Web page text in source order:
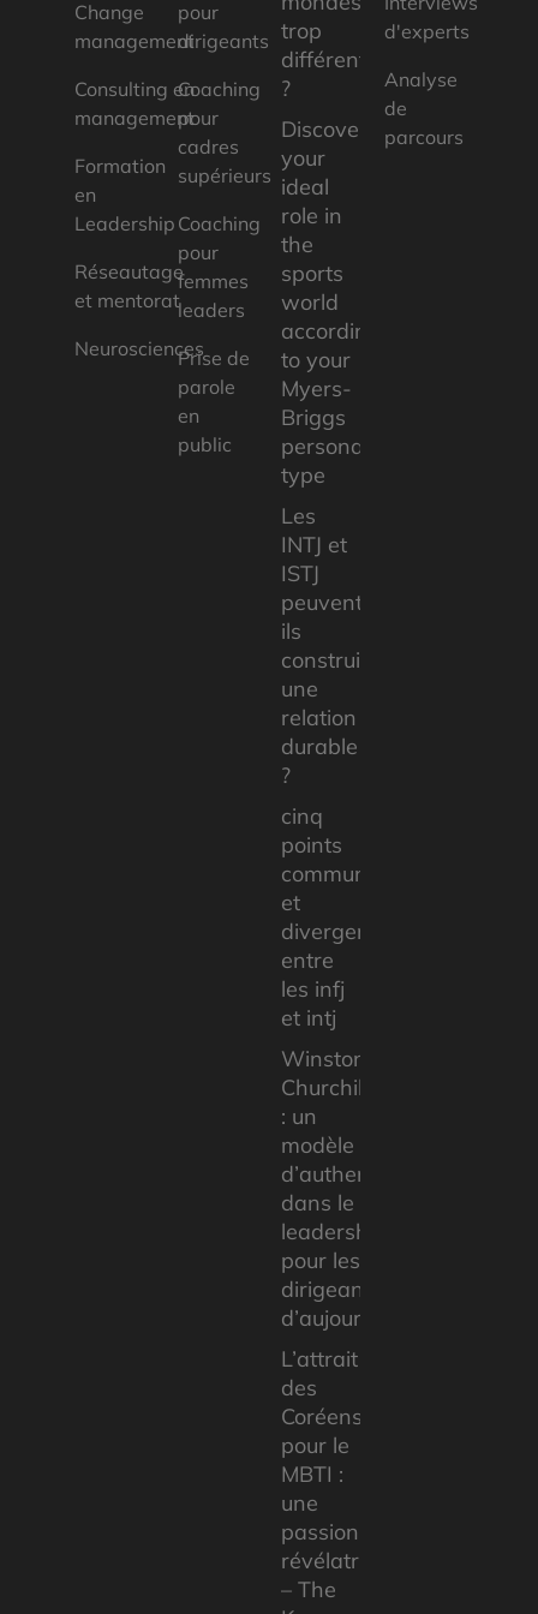
Change
management
Consulting en
management
Formation
en
Leadership
Réseautage
et mentorat
Neurosciences
pour
dirigeants
Coaching
pour
cadres
supérieurs
Coaching
pour
femmes
leaders
Prise de
parole
en
public
trop
différents
?
Discover
your
ideal
role in
the
sports
world
according
to your
Myers-
Briggs
personality
type
Les
INTJ et
ISTJ
peuvent-
ils
construire
une
relation
durable
?
cinq
points
communs
et
divergents
entre
les infj
et intj
Winston
Churchill
: un
modèle
d’authenticité
dans le
leadership
pour les
dirigeants
d’aujourd’hui
L’attrait
des
Coréens
pour le
MBTI :
une
passion
révélatrice
– The
d'experts
Analyse
de
parcours